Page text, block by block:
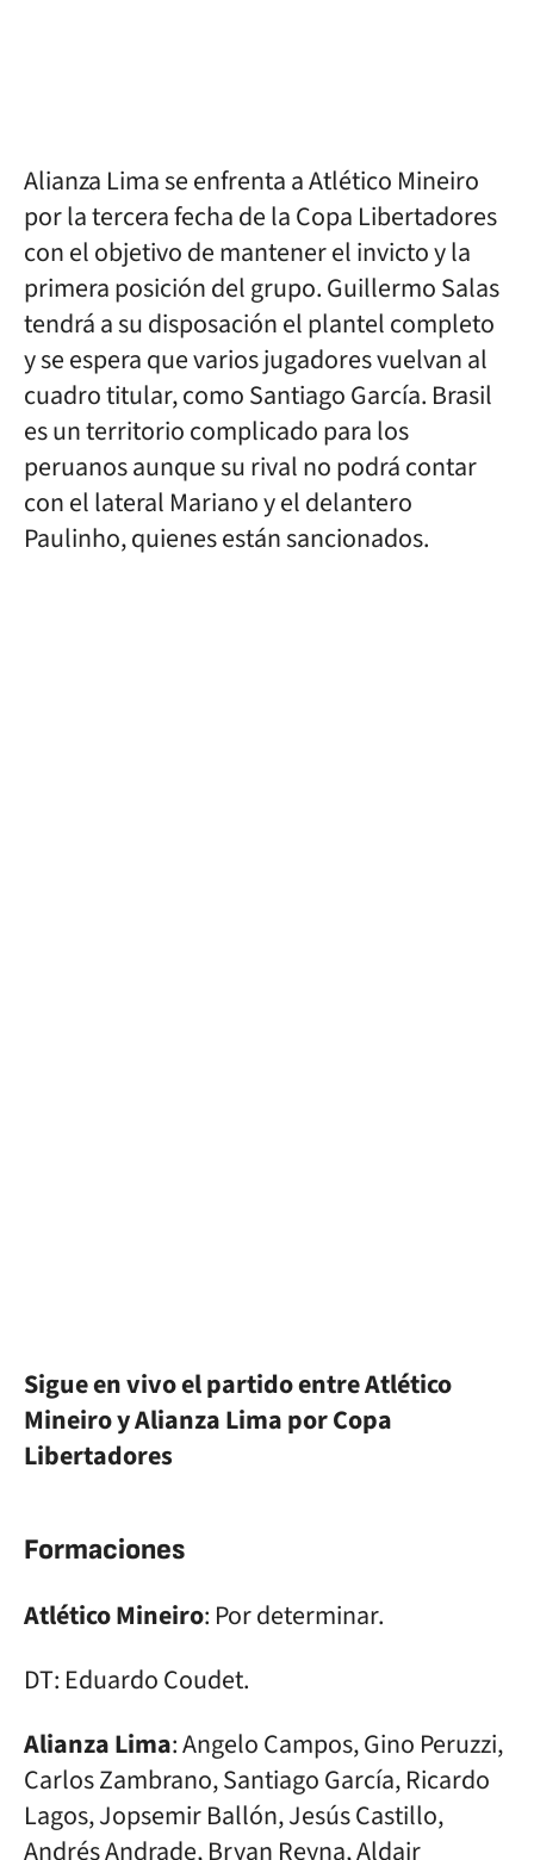
Alianza Lima se enfrenta a Atlético Mineiro
por la tercera fecha de la Copa Libertadores
con el objetivo de mantener el invicto y la
primera posición del grupo. Guillermo Salas
tendrá a su disposación el plantel completo
y se espera que varios jugadores vuelvan al
cuadro titular, como Santiago García. Brasil
es un territorio complicado para los
peruanos aunque su rival no podrá contar
con el lateral Mariano y el delantero
Paulinho, quienes están sancionados.
Sigue en vivo el partido entre Atlético
Mineiro y Alianza Lima por Copa
Libertadores
Formaciones
Atlético Mineiro: Por determinar.
DT: Eduardo Coudet.
Alianza Lima: Angelo Campos, Gino Peruzzi,
Carlos Zambrano, Santiago García, Ricardo
Lagos, Jopsemir Ballón, Jesús Castillo,
Andrés Andrade, Bryan Reyna, Aldair